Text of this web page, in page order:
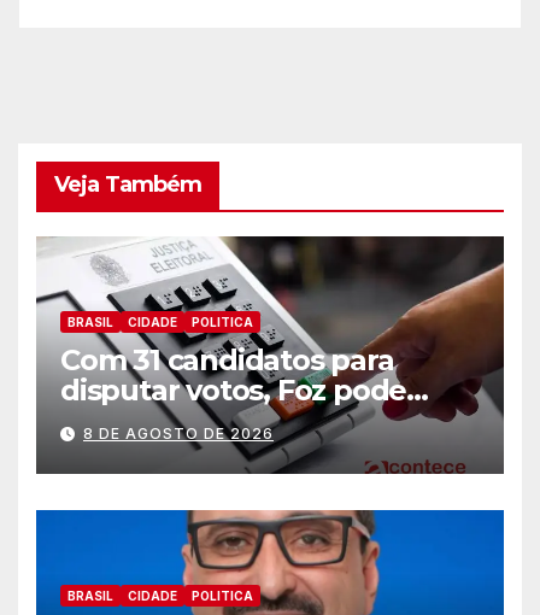
Veja Também
BRASIL CIDADE POLITICA
Com 31 candidatos para
disputar votos, Foz pode
perder representatividade
8 DE AGOSTO DE 2026
BRASIL CIDADE POLITICA